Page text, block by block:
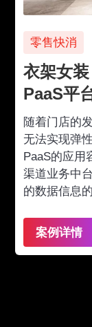
零售快消
衣架女
PaaS平
随着门店的
无法实现弹
PaaS的应用
渠道业务中
的数据信息
案例详情